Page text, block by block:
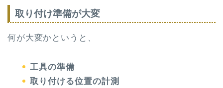
取り付け準備が大変
何が大変かというと、
工具の準備
取り付ける位置の計測